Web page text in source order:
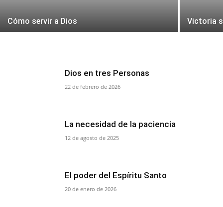
Cómo servir a Dios Victoria
Dios en tres Personas
22 de febrero de 2026
La necesidad de la paciencia
12 de agosto de 2025
El poder del Espíritu Santo
20 de enero de 2026